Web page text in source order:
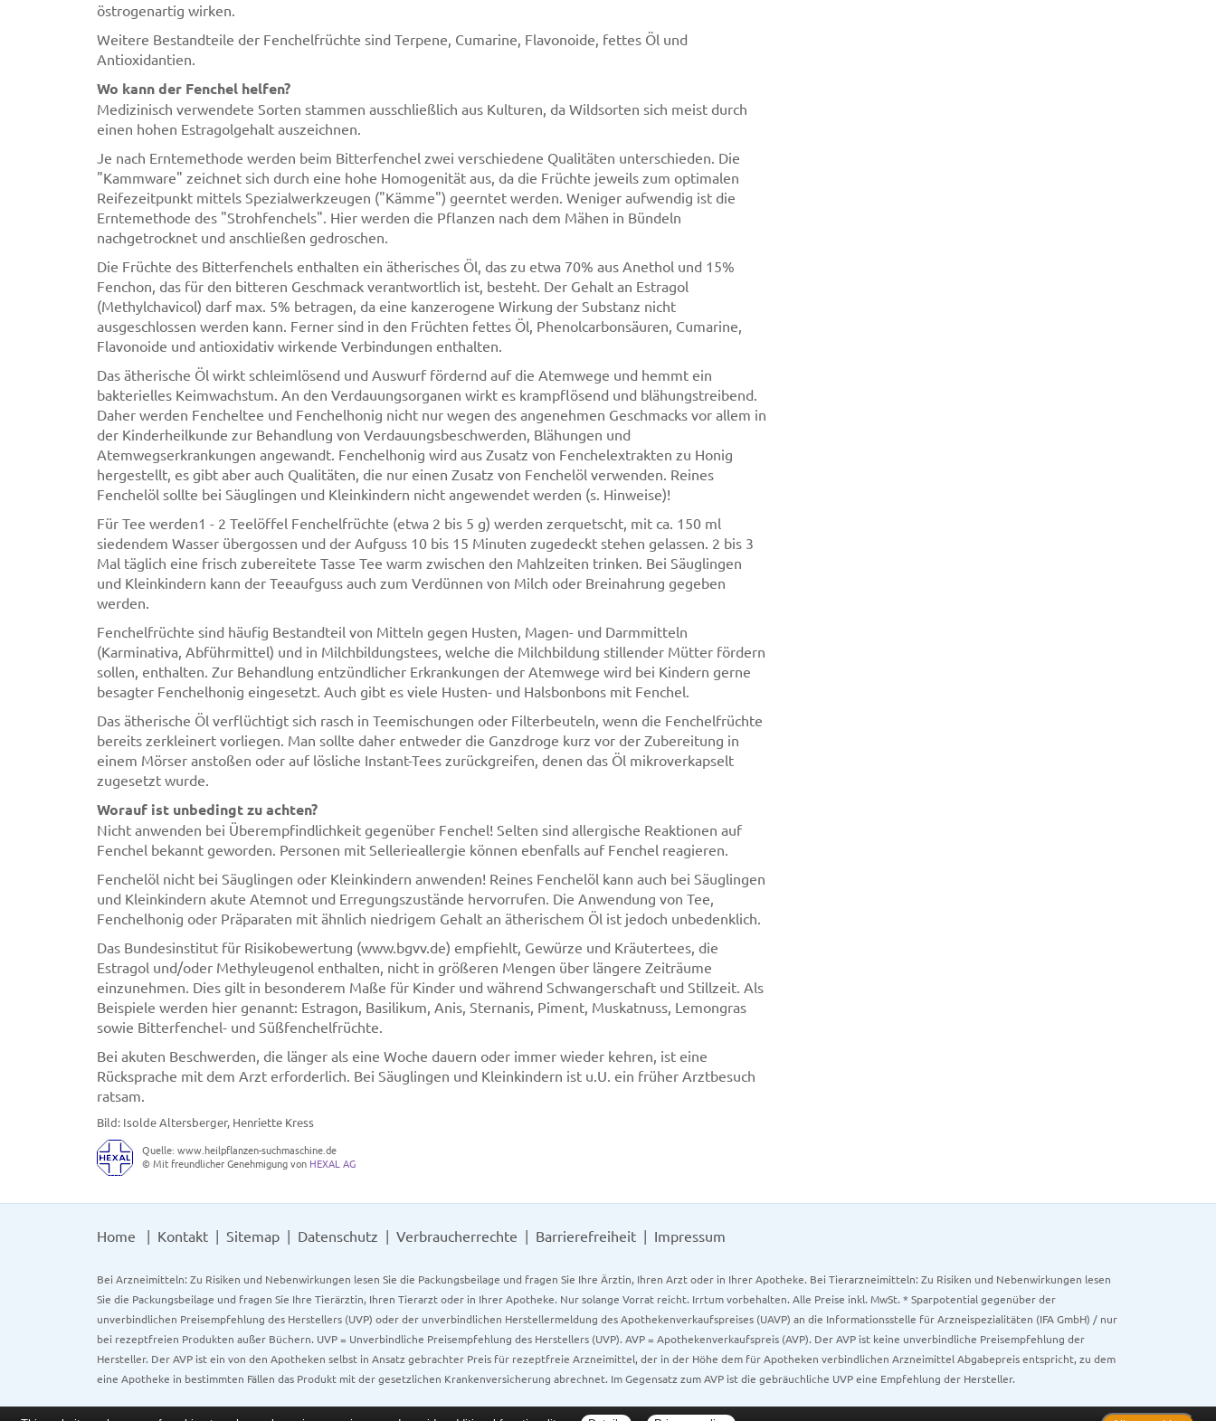
östrogenartig wirken.
Weitere Bestandteile der Fenchelfrüchte sind Terpene, Cumarine, Flavonoide, fettes Öl und
Antioxidantien.
Wo kann der Fenchel helfen?
Medizinisch verwendete Sorten stammen ausschließlich aus Kulturen, da Wildsorten sich meist durch
einen hohen Estragolgehalt auszeichnen.
Je nach Erntemethode werden beim Bitterfenchel zwei verschiedene Qualitäten unterschieden. Die
"Kammware" zeichnet sich durch eine hohe Homogenität aus, da die Früchte jeweils zum optimalen
Reifezeitpunkt mittels Spezialwerkzeugen ("Kämme") geerntet werden. Weniger aufwendig ist die
Erntemethode des "Strohfenchels". Hier werden die Pflanzen nach dem Mähen in Bündeln
nachgetrocknet und anschließen gedroschen.
Die Früchte des Bitterfenchels enthalten ein ätherisches Öl, das zu etwa 70% aus Anethol und 15%
Fenchon, das für den bitteren Geschmack verantwortlich ist, besteht. Der Gehalt an Estragol
(Methylchavicol) darf max. 5% betragen, da eine kanzerogene Wirkung der Substanz nicht
ausgeschlossen werden kann. Ferner sind in den Früchten fettes Öl, Phenolcarbonsäuren, Cumarine,
Flavonoide und antioxidativ wirkende Verbindungen enthalten.
Das ätherische Öl wirkt schleimlösend und Auswurf fördernd auf die Atemwege und hemmt ein
bakterielles Keimwachstum. An den Verdauungsorganen wirkt es krampflösend und blähungstreibend.
Daher werden Fencheltee und Fenchelhonig nicht nur wegen des angenehmen Geschmacks vor allem in
der Kinderheilkunde zur Behandlung von Verdauungsbeschwerden, Blähungen und
Atemwegserkrankungen angewandt. Fenchelhonig wird aus Zusatz von Fenchelextrakten zu Honig
hergestellt, es gibt aber auch Qualitäten, die nur einen Zusatz von Fenchelöl verwenden. Reines
Fenchelöl sollte bei Säuglingen und Kleinkindern nicht angewendet werden (s. Hinweise)!
Für Tee werden1 - 2 Teelöffel Fenchelfrüchte (etwa 2 bis 5 g) werden zerquetscht, mit ca. 150 ml
siedendem Wasser übergossen und der Aufguss 10 bis 15 Minuten zugedeckt stehen gelassen. 2 bis 3
Mal täglich eine frisch zubereitete Tasse Tee warm zwischen den Mahlzeiten trinken. Bei Säuglingen
und Kleinkindern kann der Teeaufguss auch zum Verdünnen von Milch oder Breinahrung gegeben
werden.
Fenchelfrüchte sind häufig Bestandteil von Mitteln gegen Husten, Magen- und Darmmitteln
(Karminativa, Abführmittel) und in Milchbildungstees, welche die Milchbildung stillender Mütter fördern
sollen, enthalten. Zur Behandlung entzündlicher Erkrankungen der Atemwege wird bei Kindern gerne
besagter Fenchelhonig eingesetzt. Auch gibt es viele Husten- und Halsbonbons mit Fenchel.
Das ätherische Öl verflüchtigt sich rasch in Teemischungen oder Filterbeuteln, wenn die Fenchelfrüchte
bereits zerkleinert vorliegen. Man sollte daher entweder die Ganzdroge kurz vor der Zubereitung in
einem Mörser anstoßen oder auf lösliche Instant-Tees zurückgreifen, denen das Öl mikroverkapselt
zugesetzt wurde.
Worauf ist unbedingt zu achten?
Nicht anwenden bei Überempfindlichkeit gegenüber Fenchel! Selten sind allergische Reaktionen auf
Fenchel bekannt geworden. Personen mit Sellerieallergie können ebenfalls auf Fenchel reagieren.
Fenchelöl nicht bei Säuglingen oder Kleinkindern anwenden! Reines Fenchelöl kann auch bei Säuglingen
und Kleinkindern akute Atemnot und Erregungszustände hervorrufen. Die Anwendung von Tee,
Fenchelhonig oder Präparaten mit ähnlich niedrigem Gehalt an ätherischem Öl ist jedoch unbedenklich.
Das Bundesinstitut für Risikobewertung (www.bgvv.de) empfiehlt, Gewürze und Kräutertees, die
Estragol und/oder Methyleugenol enthalten, nicht in größeren Mengen über längere Zeiträume
einzunehmen. Dies gilt in besonderem Maße für Kinder und während Schwangerschaft und Stillzeit. Als
Beispiele werden hier genannt: Estragon, Basilikum, Anis, Sternanis, Piment, Muskatnuss, Lemongras
sowie Bitterfenchel- und Süßfenchelfrüchte.
Bei akuten Beschwerden, die länger als eine Woche dauern oder immer wieder kehren, ist eine
Rücksprache mit dem Arzt erforderlich. Bei Säuglingen und Kleinkindern ist u.U. ein früher Arztbesuch
ratsam.
Bild: Isolde Altersberger, Henriette Kress
Quelle: www.heilpflanzen-suchmaschine.de
© Mit freundlicher Genehmigung von HEXAL AG
Home Kontakt Sitemap Datenschutz Verbraucherrechte Barrierefreiheit Impressum
Bei Arzneimitteln: Zu Risiken und Nebenwirkungen lesen Sie die Packungsbeilage und fragen Sie Ihre Ärztin, Ihren Arzt oder in Ihrer Apotheke. Bei Tierarzneimitteln: Zu Risiken und Nebenwirkungen lesen
Sie die Packungsbeilage und fragen Sie Ihre Tierärztin, Ihren Tierarzt oder in Ihrer Apotheke. Nur solange Vorrat reicht. Irrtum vorbehalten. Alle Preise inkl. MwSt. * Sparpotential gegenüber der
unverbindlichen Preisempfehlung des Herstellers (UVP) oder der unverbindlichen Herstellermeldung des Apothekenverkaufspreises (UAVP) an die Informationsstelle für Arzneispezialitäten (IFA GmbH) / nur
bei rezeptfreien Produkten außer Büchern. UVP = Unverbindliche Preisempfehlung des Herstellers (UVP). AVP = Apothekenverkaufspreis (AVP). Der AVP ist keine unverbindliche Preisempfehlung der
Hersteller. Der AVP ist ein von den Apotheken selbst in Ansatz gebrachter Preis für rezeptfreie Arzneimittel, der in der Höhe dem für Apotheken verbindlichen Arzneimittel Abgabepreis entspricht, zu dem
eine Apotheke in bestimmten Fällen das Produkt mit der gesetzlichen Krankenversicherung abrechnet. Im Gegensatz zum AVP ist die gebräuchliche UVP eine Empfehlung der Hersteller.